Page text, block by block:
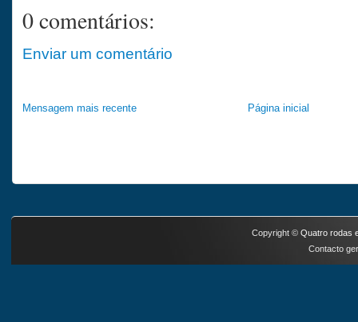
0 comentários:
Enviar um comentário
Mensagem mais recente Página inicial
Copyright © Quatro rodas
Contacto